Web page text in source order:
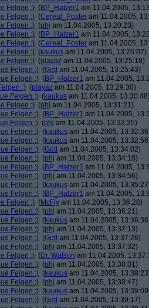
Felgen ;) (BP_Hatzer1 am 11.04.2005,
Felgen ;) (Cereal_Poster am 11.04.2005,
Felgen ;) (phj am 11.04.2005, 13:20:23)
Felgen ;) (BP_Hatzer1 am 11.04.2005,
Felgen ;) (Cereal_Poster am 11.04.2005,
Felgen ;) (kaukus am 11.04.2005, 13:25:07)
Felgen ;) (playaz am 11.04.2005, 13:25:18)
Felgen ;) (Gott am 11.04.2005, 13:25:43)
Felgen ;) (BP_Hatzer1 am 11.04.2005,
;) (playaz am 11.04.2005, 13:29:30)
Felgen ;) (kaukus am 11.04.2005,
Felgen ;) (phj am 11.04.2005, 13:31:21)
Felgen ;) (BP_Hatzer1 am 11.04.2005,
Felgen ;) (phj am 11.04.2005, 13:32:35)
Felgen ;) (kaukus am 11.04.2005,
Felgen ;) (kaukus am 11.04.2005,
Felgen ;) (Gott am 11.04.2005, 13:34:02)
Felgen ;) (phj am 11.04.2005, 13:34:18)
Felgen ;) (BP_Hatzer1 am 11.04.2005,
Felgen ;) (phj am 11.04.2005, 13:34:56)
Felgen ;) (kaukus am 11.04.2005,
Felgen ;) (BP_Hatzer1 am 11.04.2005,
Felgen ;) (McFly am 11.04.2005, 13:36:20)
Felgen ;) (phj am 11.04.2005, 13:36:21)
Felgen ;) (kaukus am 11.04.2005,
Felgen ;) (phj am 11.04.2005, 13:37:13)
Felgen ;) (Gott am 11.04.2005, 13:37:26)
Felgen ;) (phj am 11.04.2005, 13:37:32)
Felgen ;) (Dr. Watson am 11.04.2005,
Felgen ;) (phj am 11.04.2005, 13:38:01)
Felgen ;) (kaukus am 11.04.2005,
Felgen ;) (phj am 11.04.2005, 13:38:47)
Felgen ;) (kaukus am 11.04.2005,
Felgen ;) (Gott am 11.04.2005, 13:39:17)